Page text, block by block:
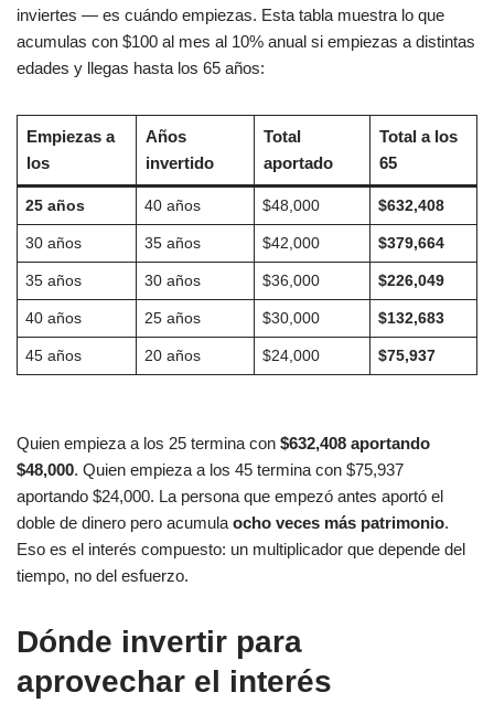
inviertes — es cuándo empiezas. Esta tabla muestra lo que
acumulas con $100 al mes al 10% anual si empiezas a distintas
edades y llegas hasta los 65 años:
Empiezas a
los
Años
invertido
Total
aportado
Total a los
65
25 años 40 años $48,000 $632,408
30 años 35 años $42,000 $379,664
35 años 30 años $36,000 $226,049
40 años 25 años $30,000 $132,683
45 años 20 años $24,000 $75,937
Quien empieza a los 25 termina con $632,408 aportando
$48,000. Quien empieza a los 45 termina con $75,937
aportando $24,000. La persona que empezó antes aportó el
doble de dinero pero acumula ocho veces más patrimonio.
Eso es el interés compuesto: un multiplicador que depende del
tiempo, no del esfuerzo.
Dónde invertir para
aprovechar el interés